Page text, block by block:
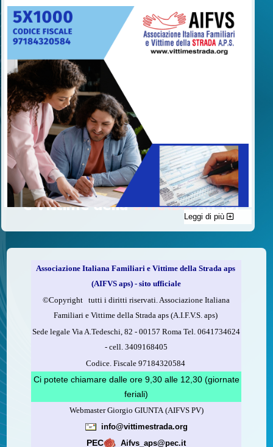
C'è un modo di contribuire alle attività dell’A.I.F.V.S. a favore
delle vittime della strada e per dare giustizia ai superstiti ed ai
loro familiari che non costa nulla: devolvere il 5 per mille della
Compila la scheda CUD o del modello 730.
Firma nel riquadro indicato come “Sostegno delle
organizzazioni non lucrative di utilità sociale, delle associazioni
Indica nel riquadro il codice fiscale dell’A.I.F.V.S.:
97184320584
Leggi come fare
(versione stampabile)
Leggi di più
Associazione Italiana Familiari e Vittime della Strada aps
(AIFVS aps) - sito ufficiale
©​Copyright tutti i diritti riservati. Associazione Italiana
Familiari e Vittime della Strada aps (A.I.F.V.S. aps)
Sede legale Via A.Tedeschi, 82 - 00157 Roma Tel. 0641734624
-cell.3409168405
Codice. Fiscale 97184320584
Ci potete chiamare dalle ore 9,30 alle 12,30 (giornate
feriali)
Webmaster Giorgio GIUNTA (AIFVS PV)
info@vittimestrada.org
PEC Aifvs_aps@pec.it